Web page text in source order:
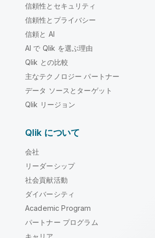
信頼性とセキュリティ
信頼性とプライバシー
信頼と AI
AI で Qlik を選ぶ理由
Qlik との比較
主なテクノロジー パートナー
データ ソースとターゲット
Qlik リージョン
Qlik について
会社
リーダーシップ
社会貢献活動
ダイバーシティ
Academic Program
パートナー プログラム
キャリア